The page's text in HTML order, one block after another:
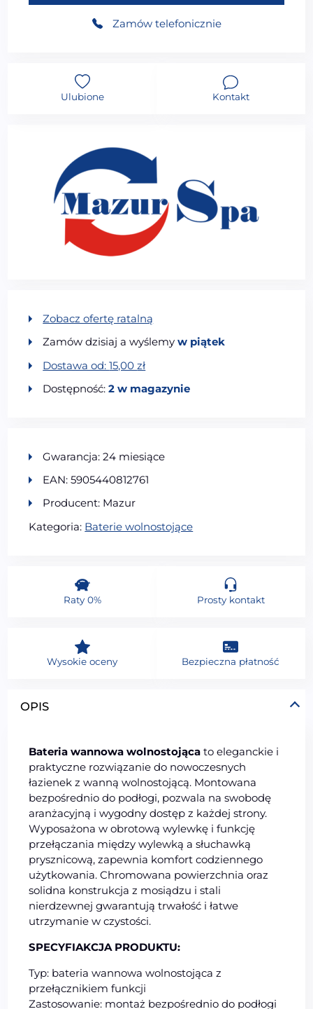
OPIS
Bateria wannowa wolnostojąca to eleganckie i
praktyczne rozwiązanie do nowoczesnych
łazienek z wanną wolnostojącą. Montowana
bezpośrednio do podłogi, pozwala na swobodę
aranżacyjną i wygodny dostęp z każdej strony.
Wyposażona w obrotową wylewkę i funkcję
przełączania między wylewką a słuchawką
prysznicową, zapewnia komfort codziennego
użytkowania. Chromowana powierzchnia oraz
solidna konstrukcja z mosiądzu i stali
nierdzewnej gwarantują trwałość i łatwe
utrzymanie w czystości.
SPECYFIAKCJA PRODUKTU:
Typ: bateria wannowa wolnostojąca z
przełącznikiem funkcji
Zastosowanie: montaż bezpośrednio do podłogi
Zamów telefonicznie
Ulubione Kontakt
Zobacz ofertę ratalną
Zamów dzisiaj a wyślemyw piątek
Dostawa od:15,00zł
Dostępność:2 w magazynie
Gwarancja: 24 miesiące
EAN: 5905440812761
Producent: Mazur
Kategoria: Baterie wolnostojące
Raty 0% Prosty kontakt
Wysokie oceny Bezpieczna płatność